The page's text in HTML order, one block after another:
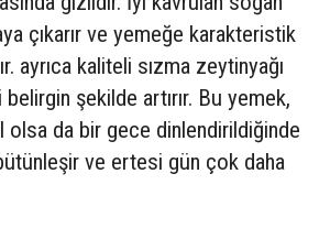
çıkarır ve yemeğe karakteristik
ayrıca kaliteli sızma zeytinyağı
belirgin şekilde artırır. Bu yemek,
olsa da bir gece dinlendirildiğinde
ve ertesi gün çok daha